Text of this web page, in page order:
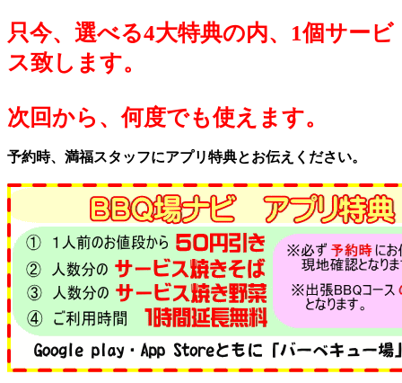
只今、選べる4大特典の内、1個サービ
ス致します。
次回から、何度でも使えます。
予約時、満福スタッフにアプリ特典とお伝えください。